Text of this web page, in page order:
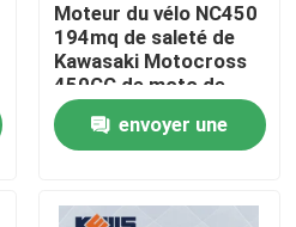
Moteur du vélo NC450
194mq de saleté de
Kawasaki Motocross
450CC de moto de
Kews
envoyer une